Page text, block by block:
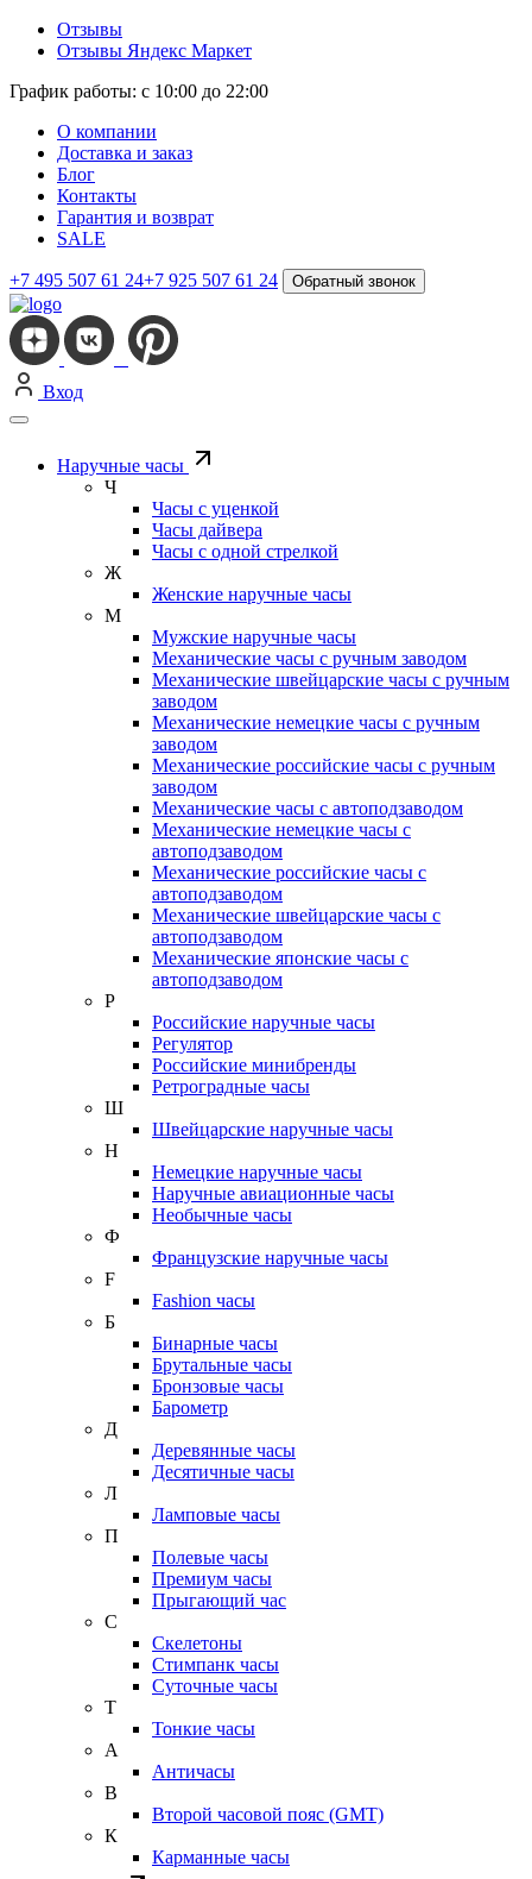
Отзывы
Отзывы Яндекс Маркет
График работы: с 10:00 до 22:00
О компании
Доставка и заказ
Блог
Контакты
Гарантия и возврат
SALE
+7 495 507 61 24+7 925 507 61 24 Обратный звонок
Вход
Наручные часы
Ч
Часы с уценкой
Часы дайвера
Часы с одной стрелкой
Ж
Женские наручные часы
М
Мужские наручные часы
Механические часы с ручным заводом
Механические швейцарские часы с ручным
заводом
Механические немецкие часы с ручным
заводом
Механические российские часы с ручным
заводом
Механические часы с автоподзаводом
Механические немецкие часы с
автоподзаводом
Механические российские часы с
автоподзаводом
Механические швейцарские часы с
автоподзаводом
Механические японские часы с
автоподзаводом
Р
Российские наручные часы
Регулятор
Российские минибренды
Ретроградные часы
Ш
Швейцарские наручные часы
Н
Немецкие наручные часы
Наручные авиационные часы
Необычные часы
Ф
Французские наручные часы
F
Fashion часы
Б
Бинарные часы
Брутальные часы
Бронзовые часы
Барометр
Д
Деревянные часы
Десятичные часы
Л
Ламповые часы
П
Полевые часы
Премиум часы
Прыгающий час
С
Скелетоны
Стимпанк часы
Суточные часы
Т
Тонкие часы
А
Античасы
В
Второй часовой пояс (GMT)
К
Карманные часы